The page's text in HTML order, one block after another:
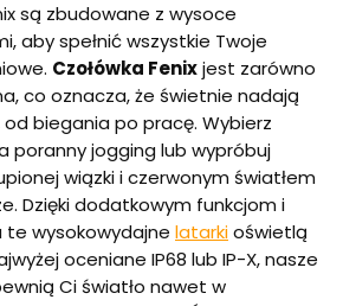
są zbudowane z wysoce
aby spełnić wszystkie Twoje
Czołówka Fenixjest zarówno
co oznacza, że świetnie nadają
biegania po pracę. Wybierz
poranny jogging lub wypróbuj
wiązki i czerwonym światłem
Dzięki dodatkowym funkcjom i
wysokowydajne latarkioświetlą
oceniane IP68 lub IP-X, nasze
Ci światło nawet w